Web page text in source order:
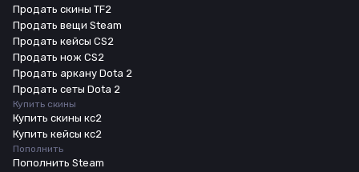
Продать скины TF2
Продать вещи Steam
Продать кейсы CS2
Продать нож CS2
Продать аркану Dota 2
Продать сеты Dota 2
Купить скины
Купить скины кс2
Купить кейсы кс2
Пополнить
Пополнить Steam